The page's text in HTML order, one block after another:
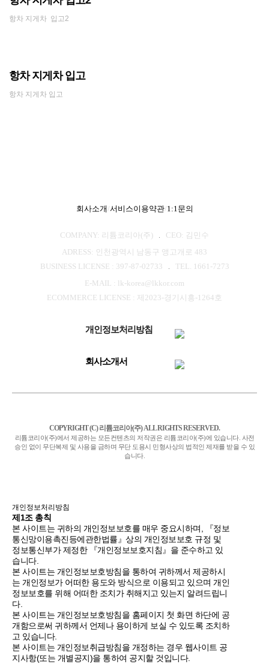
항차 지게차 입고2
항차 지게차 입고
항차 지게차 입고
회사소개/서비스이용약관/1:1문의
COMPANY: 리튬코리아(주)
CEO: 김민수
ADRESS: 인천광역시 남동구 앵고개로 483
BUSINESS LICENSE : 397-87-02733
TEL. 1661-7273
E-MAIL : lk-korea@lkkor.com
ECOMMERCE LICENSE : 제2023-경기시흥-1264호
개인정보처리방침
회사소개서
COPYRIGHT (C) 리튬코리아(주) ALL RIGHTS RESERVED.
리튬코리아(주)에서 제공하는 모든컨텐츠의 저작권은 리튬코리아(주)에 있습니다. 사전
승인 없이 무단복제 및 사용을 금하며 무단 도용시 민형사상의 법적인 제재를 받을 수 있
습니다.
개인정보처리방침
제1조 총칙
본 사이트는 귀하의 개인정보보호를 매우 중요시하며, 『정보
통신망이용촉진등에관한법률』상의 개인정보보호 규정 및
정보통신부가 제정한 『개인정보보호지침』을 준수하고 있
습니다.
본 사이트는 개인정보보호방침을 통하여 귀하께서 제공하시
는 개인정보가 어떠한 용도와 방식으로 이용되고 있으며 개인
정보보호를 위해 어떠한 조치가 취해지고 있는지 알려드립니
다.
본 사이트는 개인정보보호방침을 홈페이지 첫 화면 하단에 공
개함으로써 귀하께서 언제나 용이하게 보실 수 있도록 조치하
고 있습니다.
본 사이트는 개인정보취급방침을 개정하는 경우 웹사이트 공
지사항(또는 개별공지)을 통하여 공지할 것입니다.